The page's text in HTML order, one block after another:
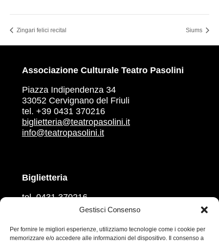
Gestisci Consenso
Per fornire le migliori esperienze, utilizziamo tecnologie come i cookie per
memorizzare e/o accedere alle informazioni del dispositivo. Il consenso a
Zingari felici recital Siums
Associazione Culturale Teatro Pasolini
Piazza Indipendenza 34
33052 Cervignano del Friuli
tel. +39 0431 370216
biglietteria@teatropasolini.it
info@teatropasolini.it
Biglietteria
tel. 0431 370216
martedì, mercoledì, venerdì
giovedì e sabato
ore 10.00 – 12.00